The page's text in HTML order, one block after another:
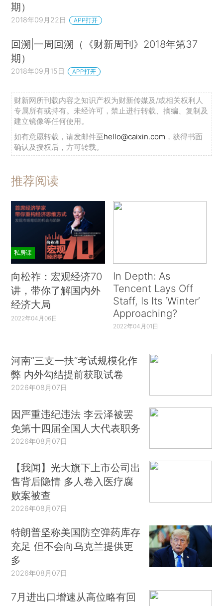
期）
2018年09月22日 APP打开
回溯|一周回溯（《财新周刊》2018年第37
期）
2018年09月15日 APP打开
财新网所刊载内容之知识产权为财新传媒及/或相关权利人
专属所有或持有。未经许可，禁止进行转载、摘编、复制及
建立镜像等任何使用。
如有意愿转载，请发邮件至hello@caixin.com ，获得书面
确认及授权后，方可转载。
推荐阅读
私房课
向松祚：宏观经济70
讲，带你了解国内外
经济大局
2022年04月06日
In Depth: As
Tencent Lays Off
Staff, Is Its ‘Winter’
Approaching?
2022年04月01日
河南“三支一扶”考试规模化作
弊 内外勾结提前获取试卷
2026年08月07日
因严重违纪违法 李云泽被罢
免第十四届全国人大代表职务
2026年08月07日
【我闻】光大旗下上市公司出
售背后隐情 多人卷入医疗腐
败案被查
2026年08月07日
特朗普坚称美国防空弹药库存
充足 但不会向乌克兰提供更
多
2026年08月07日
7月进出口增速从高位略有回